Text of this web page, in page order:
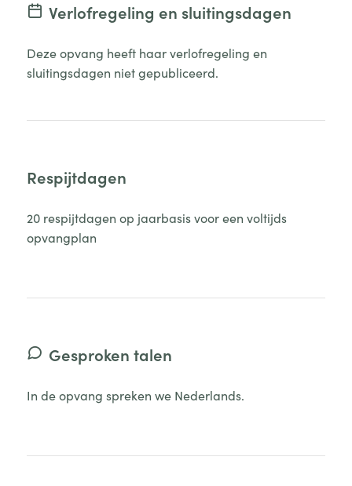
Verlofregeling en sluitingsdagen
Deze opvang heeft haar verlofregeling en
sluitingsdagen niet gepubliceerd.
Respijtdagen
20 respijtdagen op jaarbasis voor een voltijds
opvangplan
Gesproken talen
In de opvang spreken we Nederlands.